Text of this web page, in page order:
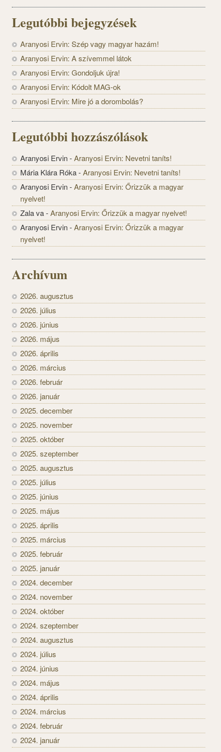
Legutóbbi bejegyzések
Aranyosi Ervin: Szép vagy magyar hazám!
Aranyosi Ervin: A szívemmel látok
Aranyosi Ervin: Gondoljuk újra!
Aranyosi Ervin: Kódolt MAG-ok
Aranyosi Ervin: Mire jó a dorombolás?
Legutóbbi hozzászólások
Aranyosi Ervin-Aranyosi Ervin: Nevetni taníts!
Mária Klára Róka-Aranyosi Ervin: Nevetni taníts!
Aranyosi Ervin-Aranyosi Ervin: Őrizzük a magyar
nyelvet!
Zala va-Aranyosi Ervin: Őrizzük a magyar nyelvet!
Aranyosi Ervin-Aranyosi Ervin: Őrizzük a magyar
nyelvet!
Archívum
2026. augusztus
2026. július
2026. június
2026. május
2026. április
2026. március
2026. február
2026. január
2025. december
2025. november
2025. október
2025. szeptember
2025. augusztus
2025. július
2025. június
2025. május
2025. április
2025. március
2025. február
2025. január
2024. december
2024. november
2024. október
2024. szeptember
2024. augusztus
2024. július
2024. június
2024. május
2024. április
2024. március
2024. február
2024. január